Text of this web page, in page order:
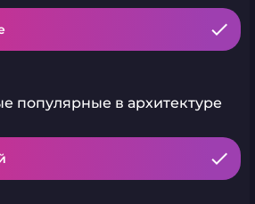
популярные в архитектуре